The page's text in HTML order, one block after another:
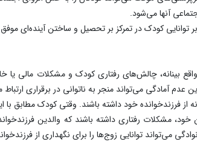
آنها می‌شود.
کودک در تمرکز بر تحصیل و ساختن آینده‌ای موفق
بینانه، چالش‌های رفتاری کودک و مشکلات مالی
عدم آمادگی می‌تواند منجر به ناتوانی در برقراری
از فرزندخوانده خود داشته باشند. وقتی کودک مطابق
مشکلات رفتاری داشته باشند که والدین
می‌تواند توانایی زوج‌ها را برای نگهداری از